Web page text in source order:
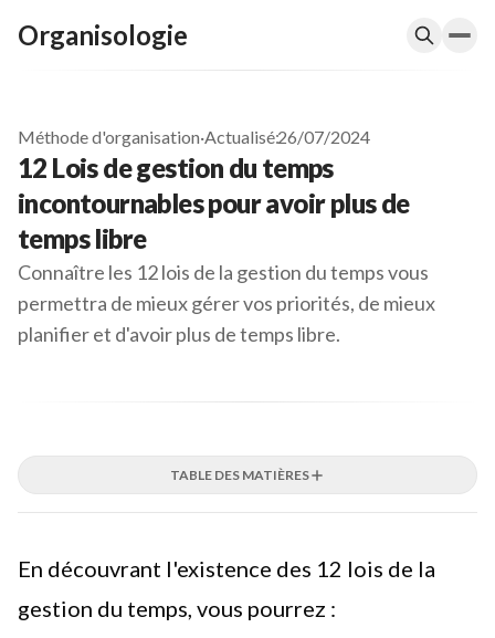
Organisologie
Méthode d'organisation·Actualisé:26/07/2024
12 Lois de gestion du temps
incontournables pour avoir plus de
temps libre
Connaître les 12 lois de la gestion du temps vous
permettra de mieux gérer vos priorités, de mieux
planifier et d'avoir plus de temps libre.
TABLE DES MATIÈRES
En découvrant l'existence des 12 lois de la
gestion du temps, vous pourrez :